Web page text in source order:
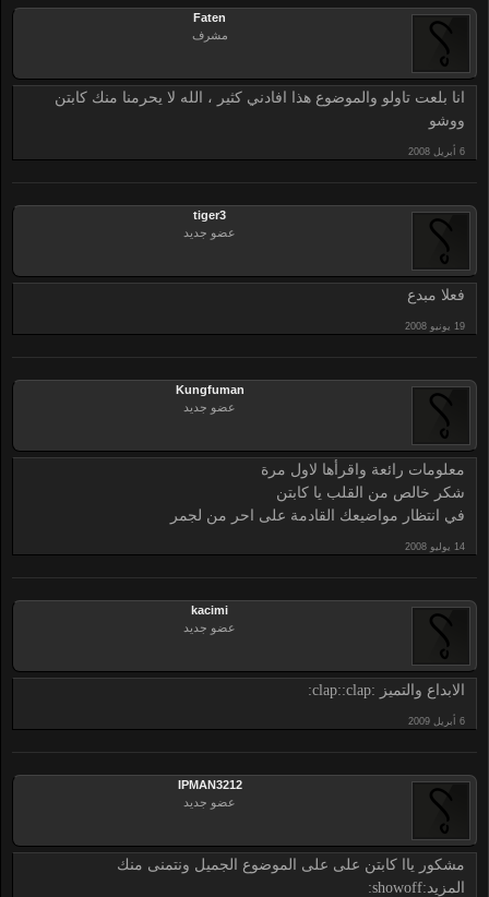
Faten
مشرف
انا بلعت تاولو والموضوع هذا افادني كثير ، الله لا يحرمنا منك كابتن
ووشو
tiger3
عضو جديد
فعلا مبدع
Kungfuman
عضو جديد
معلومات رائعة واقرأها لاول مرة
شكر خالص من القلب يا كابتن
في انتظار مواضيعك القادمة على احر من لجمر
kacimi
عضو جديد
الابداع والتميز :clap::clap:
IPMAN3212
عضو جديد
مشكور ياا كابتن على على الموضوع الجميل ونتمنى منك
المزيد:showoff: